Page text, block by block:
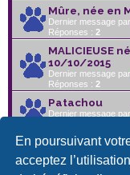
En poursuivant
acceptez
Mûre, née en
Dernier message par
Réponses : 2
MALICIEUSE
10/10/2015
Dernier message par
Réponses : 2
Patachou
Dernier message par
Baiona
Dernier message par